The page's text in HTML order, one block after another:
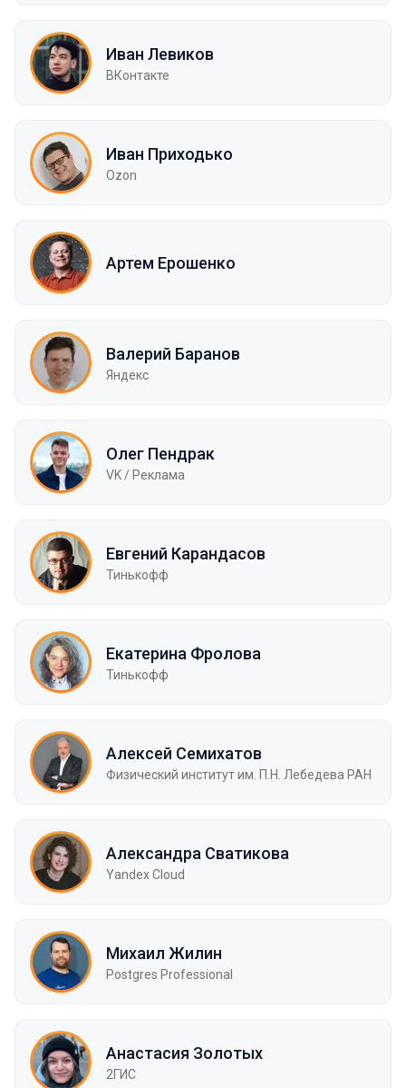
Иван Левиков
ВКонтакте
Иван Приходько
Ozon
Артем Ерошенко
Валерий Баранов
Яндекс
Олег Пендрак
VK / Реклама
Евгений Карандасов
Тинькофф
Екатерина Фролова
Тинькофф
Алексей Семихатов
Физический институт им. П.Н. Лебедева РАН
Александра Сватикова
Yandex Cloud
Михаил Жилин
Postgres Professional
Анастасия Золотых
2ГИС